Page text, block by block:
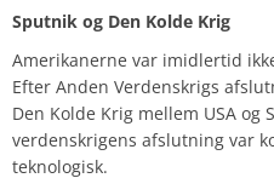
Sputnik og Den Kolde Krig
Amerikanerne var imidlertid
Efter Anden Verdenskrigs
Den Kolde Krig mellem USA
verdenskrigens afslutning var
teknologisk.